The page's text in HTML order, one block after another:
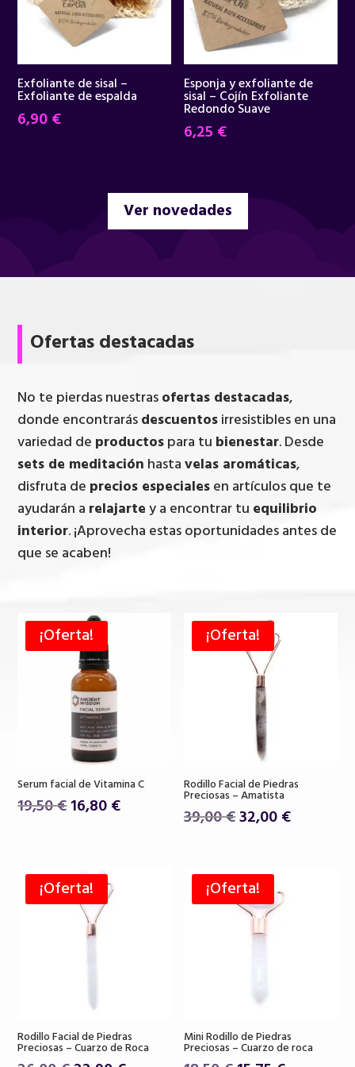
Exfoliante de sisal –
Exfoliante de espalda
6,90€
Esponja y exfoliante de
sisal – Cojín Exfoliante
Redondo Suave
6,25 €
Ver novedades
Ofertas destacadas
No te pierdas nuestrasofertas destacadas,
donde encontrarásdescuentosirresistibles en una
variedad de productospara tu bienestar. Desde
sets de meditación hastavelas aromáticas,
disfruta de precios especialesen artículos que te
ayudarán a relajartey a encontrar tu equilibrio
interior. ¡Aprovecha estas oportunidades antes de
que se acaben!
¡Oferta!
Serum facial de Vitamina C
19,50€El
era:
19,50 €.
16,80€El
¡Oferta!
Rodillo Facial de Piedras
Preciosas – Amatista
39,00€El
era:
39,00 €.
32,00€El
¡Oferta!
Rodillo Facial de Piedras
Preciosas – Cuarzo de Roca
¡Oferta!
Mini Rodillo de Piedras
Preciosas – Cuarzo de roca